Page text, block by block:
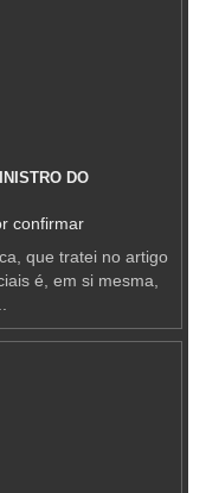
DO
confirmar
que tratei no artigo
é, em si mesma,